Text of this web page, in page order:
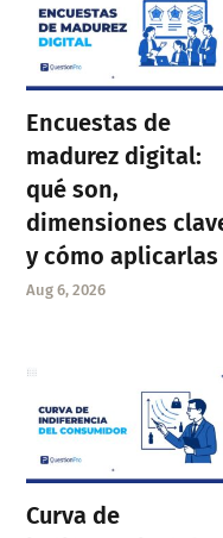
Encuestas de
madurez digital:
qué son,
dimensiones
y cómo aplicarlas
Aug 6, 2026
Curva de